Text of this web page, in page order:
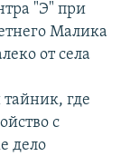
"Э" при
Малика
от села
где
с
дело